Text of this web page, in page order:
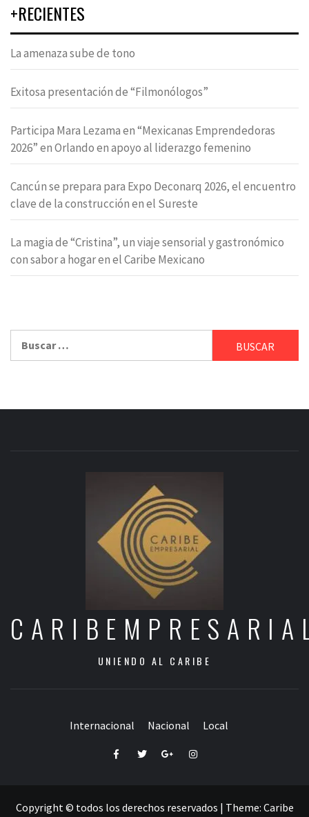
+RECIENTES
La amenaza sube de tono
Exitosa presentación de “Filmonólogos”
Participa Mara Lezama en “Mexicanas Emprendedoras
2026” en Orlando en apoyo al liderazgo femenino
Cancún se prepara para Expo Deconarq 2026, el encuentro
clave de la construcción en el Sureste
La magia de “Cristina”, un viaje sensorial y gastronómico
con sabor a hogar en el Caribe Mexicano
UNIENDO AL CARIBE
Internacional Nacional Local
FacebookTwitterGoogle+Instagram
Copyright © todos los derechos reservados | Theme: Caribe